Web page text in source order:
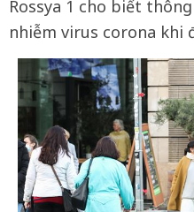
Rossya 1 cho biết
nhiễm virus corona khi